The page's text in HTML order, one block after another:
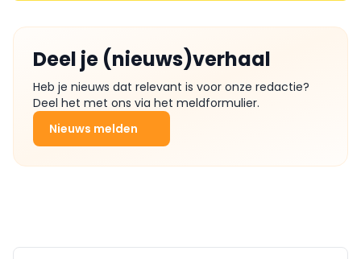
Deel je (nieuws)verhaal
Heb je nieuws dat relevant is voor onze redactie?
Deel het met ons via het meldformulier.
Nieuws melden